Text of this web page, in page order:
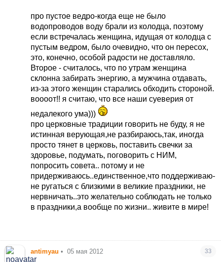
про пустое ведро-когда еще не было
водопроводов воду брали из колодца, поэтому
если встречалась женщина, идущая от колодца с
пустым ведром, было очевидно, что он пересох,
это, конечно, особой радости не доставляло.
Второе - считалось, что по утрам женщина
склонна забирать энергию, а мужчина отдавать,
из-за этого женщин старались обходить стороной.
воооот!! я считаю, что все наши суеверия от
недалекого ума)))
про церковные традиции говорить не буду, я не
истинная верующая,не разбираюсь,так, иногда
просто тянет в церковь, поставить свечки за
здоровье, подумать, поговорить с НИМ,
попросить совета.. потому и не
придерживаюсь..единственное,что поддерживаю-
не ругаться с близкими в великие праздники, не
нервничать..это желательно соблюдать не только
в праздники,а вообще по жизни.. живите в мире!
antimyau • 05 мая 2012 33